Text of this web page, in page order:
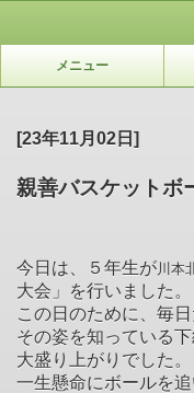
メニュー
[23年11月02日]
親善バスケットボ
今日は、５年生が川本
大会」を行いました。
この日のために、毎
その姿を知っている
大盛り上がりでした。
一生懸命にボールを